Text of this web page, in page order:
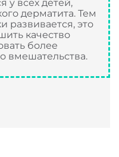
у всех детей,
дерматита. Тем
развивается, это
качество
более
вмешательства.